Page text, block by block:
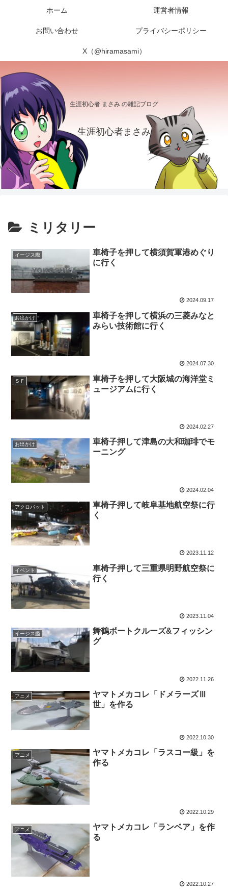
生涯初心者 まさみ の雑記ブログ
生涯初心者まさみ
ホーム 運営者情報
お問い合わせ プライバシーポリシー
X（@hiramasami）
ミリタリー
イージス艦
車椅子を押して横須賀軍港めぐり
に行く
2024.09.17
お出かけ
車椅子を押して横浜の三菱みなと
みらい技術館に行く
2024.07.30
ＳＦ
車椅子を押して大阪城の海洋堂ミ
ュージアムに行く
2024.02.27
お出かけ
車椅子押して津島の大和珈琲でモ
ーニング
2024.02.04
アクロバット
車椅子押して岐阜基地航空祭に行
く
2023.11.12
イベント
車椅子押して三重県明野航空祭に
行く
2023.11.04
イージス艦
舞鶴ボートクルーズ&フィッシン
グ
2022.11.26
アニメ
ヤマトメカコレ「ドメラーズⅢ
世」を作る
2022.10.30
アニメ
ヤマトメカコレ「ラスコー級」を
作る
2022.10.29
アニメ
ヤマトメカコレ「ランベア」を作
る
2022.10.27